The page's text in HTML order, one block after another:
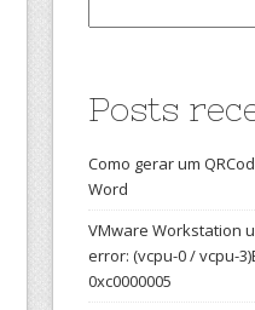
Posts
Como gerar um
Word
VMware Workstation
error: (vcpu-0 / vcpu-
0xc0000005